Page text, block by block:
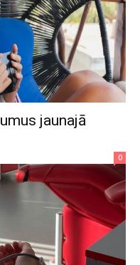
jaunajā
0